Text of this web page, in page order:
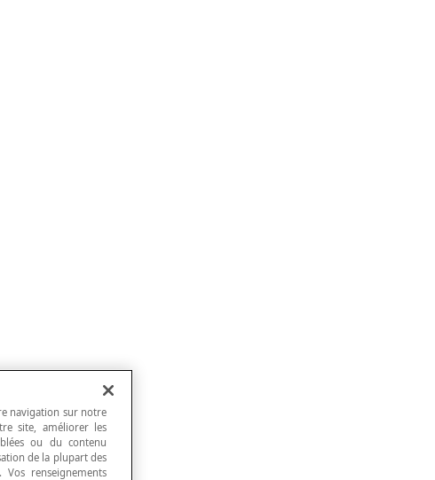
navigation sur notre
site, améliorer les
ou du contenu
de la plupart des
renseignements